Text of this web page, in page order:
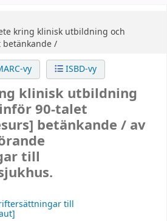
kring klinisk utbildning och
betänkande /
vy ISBD-vy
klinisk utbildning
90-talet
betänkande / av
till
till